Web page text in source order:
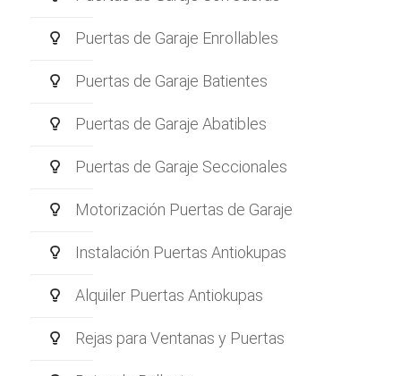
Puertas de Garaje Enrollables
Puertas de Garaje Batientes
Puertas de Garaje Abatibles
Puertas de Garaje Seccionales
Motorización Puertas de Garaje
Instalación Puertas Antiokupas
Alquiler Puertas Antiokupas
Rejas para Ventanas y Puertas